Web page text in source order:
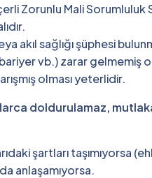
Zorunlu Mali Sorumluluk
akıl sağlığı şüphesi
vb.) zarar gelmemiş
olması yeterlidir.
doldurulamaz,
şartları taşımıyorsa
anlaşamıyorsa.